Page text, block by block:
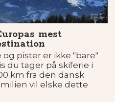
mest
og pister er ikke "bare"
du tager på skiferie i
km fra den dansk
vil elske dette